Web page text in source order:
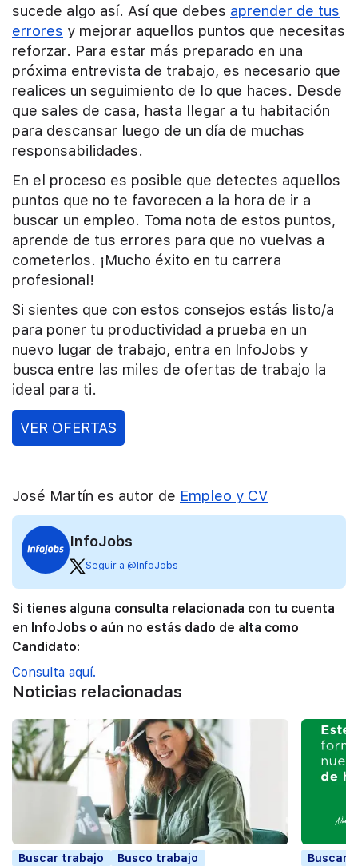
sucede algo así. Así que debes aprender de tus
errores y mejorar aquellos puntos que necesitas
reforzar. Para estar más preparado en una
próxima entrevista de trabajo, es necesario que
realices un seguimiento de lo que haces. Desde
que sales de casa, hasta llegar a tu habitación
para descansar luego de un día de muchas
responsabilidades.
En el proceso es posible que detectes aquellos
puntos que no te favorecen a la hora de ir a
buscar un empleo. Toma nota de estos puntos,
aprende de tus errores para que no vuelvas a
cometerlos. ¡Mucho éxito en tu carrera
profesional!
Si sientes que con estos consejos estás listo/a
para poner tu productividad a prueba en un
nuevo lugar de trabajo, entra en InfoJobs y
busca entre las miles de ofertas de trabajo la
ideal para ti.
VER OFERTAS
José Martín es autor de Empleo y CV
InfoJobs
Seguir a @InfoJobs
Si tienes alguna consulta relacionada con tu cuenta
en InfoJobs o aún no estás dado de alta como
Candidato:
Consulta aquí.
Noticias relacionadas
Buscar trabajo
Busco trabajo
Buscar